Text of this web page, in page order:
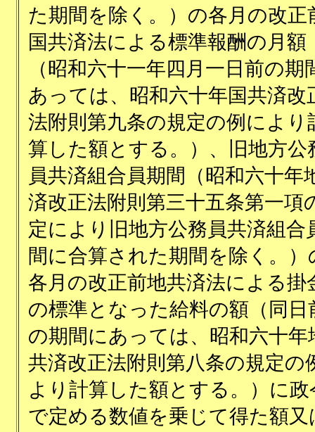
た期間を除く。）の各月の改正
国共済法による標準報酬の月額
（昭和六十一年四月一日前の期
あっては、昭和六十年国共済改
法附則第九条の規定の例により
算した額とする。）、旧地方公
員共済組合員期間（昭和六十年
済改正法附則第三十五条第一項
定により旧地方公務員共済組合
間に合算された期間を除く。）
各月の改正前地共済法による掛
の標準となった給料の額（同日
の期間にあっては、昭和六十年
共済改正法附則第八条の規定の
より計算した額とする。）に政
で定める数値を乗じて得た額又